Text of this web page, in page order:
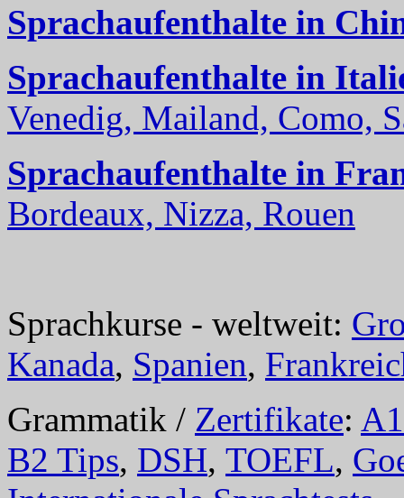
Sprachaufenthalte in
Sprachaufenthalte in
Venedig, Mailand, Como,
Sprachaufenthalte in
Bordeaux, Nizza, Rouen
Sprachkurse - weltweit:
Kanada, Spanien,
Grammatik / Zertifikate: A1
B2 Tips, DSH, TOEFL,